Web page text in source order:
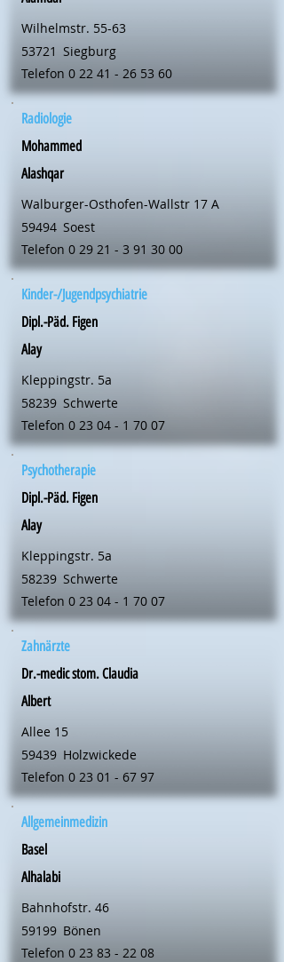
Wilhelmstr. 55-63
53721 Siegburg
Telefon 0 22 41 - 26 53 60
Radiologie
Mohammed
Alashqar
Walburger-Osthofen-Wallstr 17 A
59494 Soest
Telefon 0 29 21 - 3 91 30 00
Kinder-/Jugendpsychiatrie
Dipl.-Päd. Figen
Alay
Kleppingstr. 5a
58239 Schwerte
Telefon 0 23 04 - 1 70 07
Psychotherapie
Dipl.-Päd. Figen
Alay
Kleppingstr. 5a
58239 Schwerte
Telefon 0 23 04 - 1 70 07
Zahnärzte
Dr.-medic stom. Claudia
Albert
Allee 15
59439 Holzwickede
Telefon 0 23 01 - 67 97
Allgemeinmedizin
Basel
Alhalabi
Bahnhofstr. 46
59199 Bönen
Telefon 0 23 83 - 22 08